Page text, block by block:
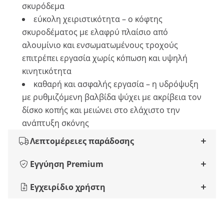
σκυρόδεμα
εύκολη χειριστικότητα – ο κόφτης
σκυροδέματος με ελαφρύ πλαίσιο από
αλουμίνιο και ενσωματωμένους τροχούς
επιτρέπει εργασία χωρίς κόπωση και υψηλή
κινητικότητα
καθαρή και ασφαλής εργασία – η υδρόψυξη
με ρυθμιζόμενη βαλβίδα ψύχει με ακρίβεια τον
δίσκο κοπής και μειώνει στο ελάχιστο την
ανάπτυξη σκόνης
Λεπτομέρειες παράδοσης
Εγγύηση Premium
Εγχειρίδιο χρήστη